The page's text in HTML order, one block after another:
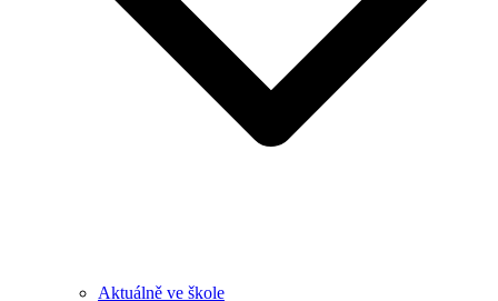
Aktuálně ve škole